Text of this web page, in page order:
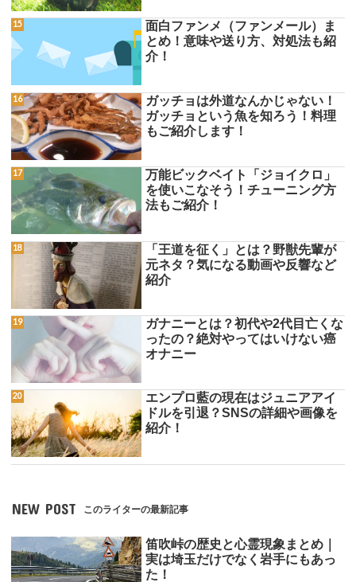
面白ファンメ（ファンメール）ま
とめ！意味や送り方、対処法も紹
介！
ガッチョは外道なんかじゃない！
ガッチョという魚を知ろう！料理
もご紹介します！
万能ビックベイト「ジョイクロ」
を使いこなそう！チューニング方
法もご紹介！
「王道を征く」とは？野獣先輩が
元ネタ？気になる動画や反響など
紹介
ガナニーとは？初代や2代目亡くな
ったの？絶対やってはいけない癌
オナニー
エンプロ藍の現在はジュニアアイ
ドルを引退？SNSの詳細や画像を
紹介！
NEW POST このライターの最新記事
笛吹峠の歴史と心霊現象まとめ｜
実は埼玉だけでなく岩手にもあっ
た！